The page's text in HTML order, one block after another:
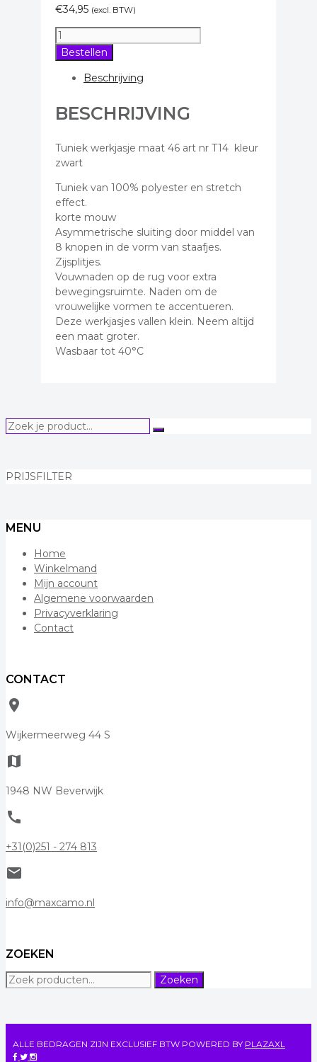
€34,95 (excl. BTW)
Tuniek
werkjasje
kleur
zwart
46
art
T
14
aantal
Bestellen
Beschrijving
BESCHRIJVING
Tuniek werkjasje maat 46 art nr T14 kleur
zwart
Tuniek van 100% polyester en stretch
effect.
korte mouw
Asymmetrische sluiting door middel van
8 knopen in de vorm van staafjes.
Zijsplitjes.
Vouwnaden op de rug voor extra
bewegingsruimte. Naden om de
vrouwelijke vormen te accentueren.
Deze werkjasjes vallen klein. Neem altijd
een maat groter.
Wasbaar tot 40°C
Zoek
Zoeken
PRIJSFILTER
MENU
Home
Winkelmand
Mijn account
Algemene voorwaarden
Privacyverklaring
Contact
CONTACT
room
Wijkermeerweg 44 S
map
1948 NW Beverwijk
call
+31(0)251 - 274 813
mail
info@maxcamo.nl
ZOEKEN
Zoeken
naar:
Zoeken
ALLE BEDRAGEN ZIJN EXCLUSIEF BTW POWERED BY PLAZAXL